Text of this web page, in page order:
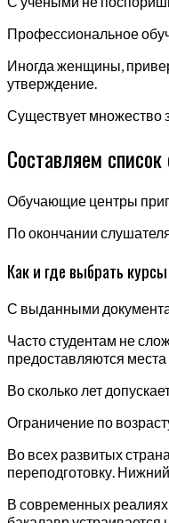
Профессиональное
Иногда женщины,
утверждение.
Существует множество
Составляем
Обучающие центры
По окончании
Как и где выбрать
С выданными
Часто студентам не
предоставляются места
Во сколько лет
Ограничение по
Во всех развитых
переподготовку.
В современных реалиях